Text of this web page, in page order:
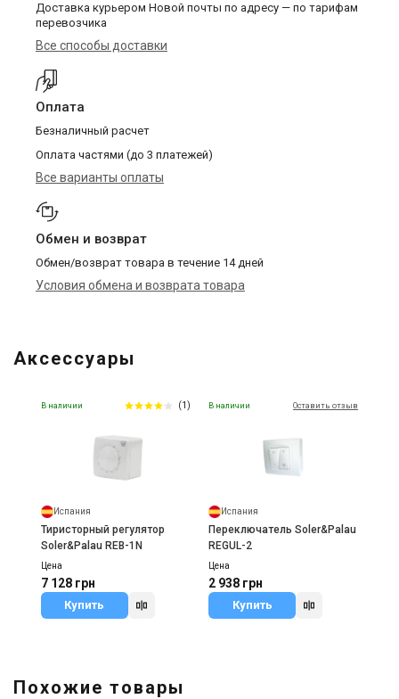
Доставка курьером Новой почты по адресу — по тарифам
перевозчика
Все способы доставки
Оплата
Безналичный расчет
Оплата частями (до 3 платежей)
Все варианты оплаты
Обмен и возврат
Обмен/возврат товара в течение 14 дней
Условия обмена и возврата товара
Аксессуары
В наличии (1)
Испания
Тиристорный регулятор
Soler&Palau REB-1N
Цена
7 128 грн
Купить
В наличии Оставить отзыв
Испания
Переключатель Soler&Palau
REGUL-2
Цена
2 938 грн
Купить
Похожие товары